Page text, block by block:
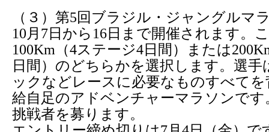
（３）第5回ブラジル・ジャングルマ
10月7日から16日まで開催されます。
100Km（4ステージ4日間）または
日間）のどちらかを選択します。選手
ックなどレースに必要なものすべて
給自足のアドベンチャーマラソンです
挑戦者を募ります。